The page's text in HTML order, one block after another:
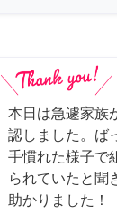
本日は急遽家族
認しました。ば
手慣れた様子で
られていたと聞
助かりました！